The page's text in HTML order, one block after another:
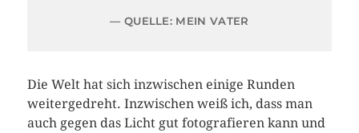
QUELLE: MEIN VATER
Die Welt hat sich inzwischen einige Runden
weitergedreht. Inzwischen weiß ich, dass man
auch gegen das Licht gut fotografieren kann und